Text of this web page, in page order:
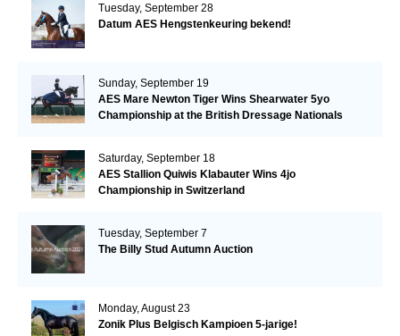
Tuesday, September 28
Datum AES Hengstenkeuring bekend!
Sunday, September 19
AES Mare Newton Tiger Wins Shearwater 5yo
Championship at the British Dressage Nationals
Saturday, September 18
AES Stallion Quiwis Klabauter Wins 4jo
Championship in Switzerland
Tuesday, September 7
The Billy Stud Autumn Auction
Monday, August 23
Zonik Plus Belgisch Kampioen 5-jarige!